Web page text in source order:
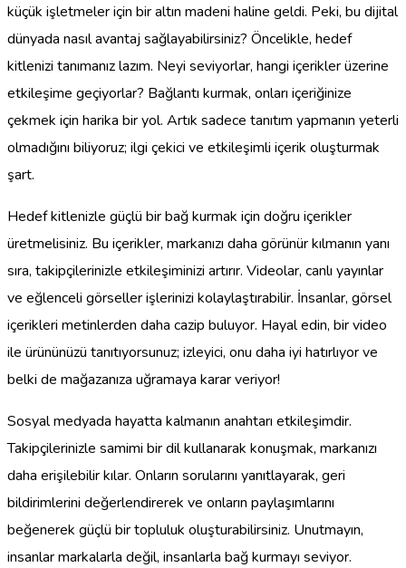
küçük işletmeler için bir altın madeni haline geldi. Peki, bu dijital
dünyada nasıl avantaj sağlayabilirsiniz? Öncelikle, hedef
kitlenizi tanımanız lazım. Neyi seviyorlar, hangi içerikler üzerine
etkileşime geçiyorlar? Bağlantı kurmak, onları içeriğinize
çekmek için harika bir yol. Artık sadece tanıtım yapmanın yeterli
olmadığını biliyoruz; ilgi çekici ve etkileşimli içerik oluşturmak
şart.
Hedef kitlenizle güçlü bir bağ kurmak için doğru içerikler
üretmelisiniz. Bu içerikler, markanızı daha görünür kılmanın yanı
sıra, takipçilerinizle etkileşiminizi artırır. Videolar, canlı yayınlar
ve eğlenceli görseller işlerinizi kolaylaştırabilir. İnsanlar, görsel
içerikleri metinlerden daha cazip buluyor. Hayal edin, bir video
ile ürününüzü tanıtıyorsunuz; izleyici, onu daha iyi hatırlıyor ve
belki de mağazanıza uğramaya karar veriyor!
Sosyal medyada hayatta kalmanın anahtarı etkileşimdir.
Takipçilerinizle samimi bir dil kullanarak konuşmak, markanızı
daha erişilebilir kılar. Onların sorularını yanıtlayarak, geri
bildirimlerini değerlendirerek ve onların paylaşımlarını
beğenerek güçlü bir topluluk oluşturabilirsiniz. Unutmayın,
insanlar markalarla değil, insanlarla bağ kurmayı seviyor.